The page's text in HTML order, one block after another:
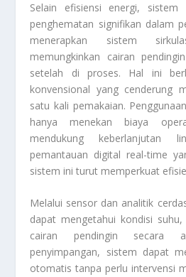
Selain efisiensi energi,
penghematan signifikan dalam
menerapkan sistem
memungkinkan cairan
setelah di proses. Hal ini
konvensional yang cenderung
satu kali pemakaian.
hanya menekan biaya
mendukung keberlanjutan
pemantauan digital real-time
sistem ini turut memperkuat
Melalui sensor dan analitik
dapat mengetahui kondisi
cairan pendingin secara
penyimpangan, sistem dapat
otomatis tanpa perlu intervensi